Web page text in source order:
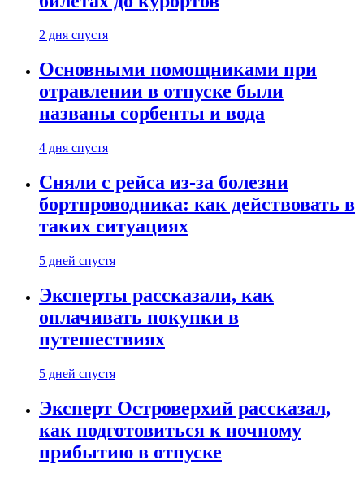
2 дня спустя
Основными помощниками при
отравлении в отпуске были
названы сорбенты и вода
4 дня спустя
Сняли с рейса из-за болезни
бортпроводника: как действовать в
таких ситуациях
5 дней спустя
Эксперты рассказали, как
оплачивать покупки в
путешествиях
5 дней спустя
Эксперт Островерхий рассказал,
как подготовиться к ночному
прибытию в отпуске